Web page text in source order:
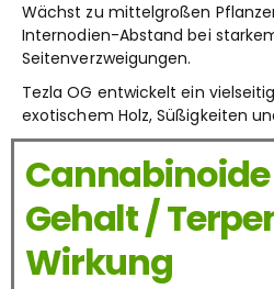
Wächst zu mittelgroßen
Internodien-Abstand bei
Seitenverzweigungen.
Tezla OG entwickelt ein
exotischem Holz, Süßigkeiten
Cannabinoide
Gehalt /
Wirkung